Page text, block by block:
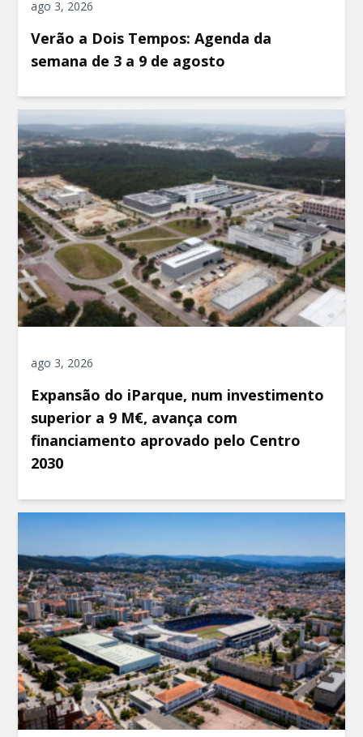
ago 3, 2026
Verão a Dois Tempos: Agenda da
semana de 3 a 9 de agosto
ago 3, 2026
Expansão do iParque, num investimento
superior a 9 M€, avança com
financiamento aprovado pelo Centro
2030